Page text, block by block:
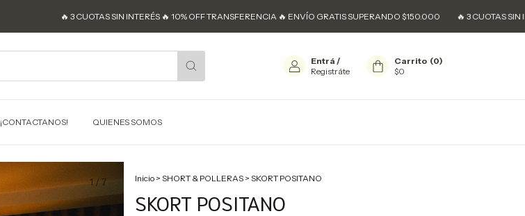
🔥 3 CUOTAS SIN INTERÉS 🔥 10% OFF TRANSFERENCIA 🔥 ENVÍO GRATIS SUPERANDO $150.000 🔥 3 CUOTAS SIN
Entrá /
Registráte
Carrito (0)
$0
¡CONTACTANOS! QUIENES SOMOS
1 /7 Inicio > SHORT & POLLERAS > SKORT POSITANO
SKORT POSITANO